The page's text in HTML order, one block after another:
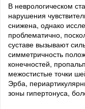
В неврологическом
нарушения
снижена, однако
проблематично,
суставе вызывают
симметричность
конечностей,
межостистые точки
Эрба,
зоны гипертонуса,